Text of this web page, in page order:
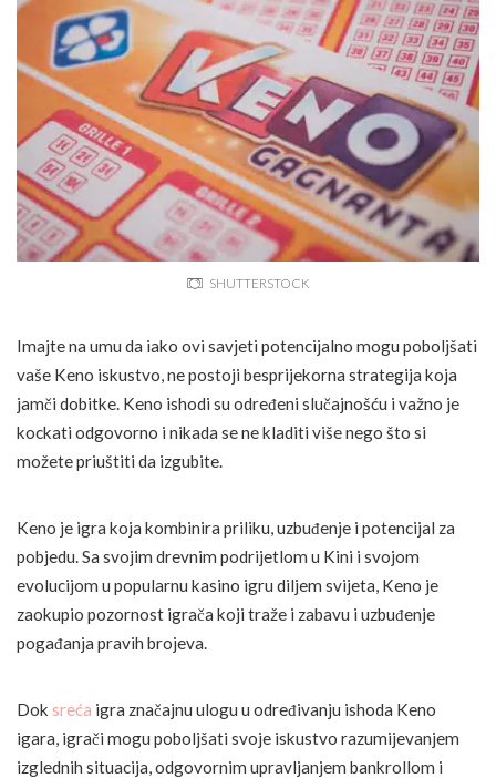
SHUTTERSTOCK
Imajte na umu da iako ovi savjeti potencijalno mogu poboljšati
vaše Keno iskustvo, ne postoji besprijekorna strategija koja
jamči dobitke. Keno ishodi su određeni slučajnošću i važno je
kockati odgovorno i nikada se ne kladiti više nego što si
možete priuštiti da izgubite.
Keno je igra koja kombinira priliku, uzbuđenje i potencijal za
pobjedu. Sa svojim drevnim podrijetlom u Kini i svojom
evolucijom u popularnu kasino igru diljem svijeta, Keno je
zaokupio pozornost igrača koji traže i zabavu i uzbuđenje
pogađanja pravih brojeva.
Dok sreća igra značajnu ulogu u određivanju ishoda Keno
igara, igrači mogu poboljšati svoje iskustvo razumijevanjem
izglednih situacija, odgovornim upravljanjem bankrollom i